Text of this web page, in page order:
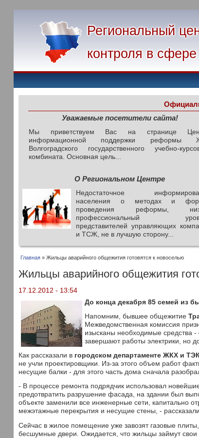
Региональный
контроля в
Уважаемые посетители сайта!
Мы приветствуем Вас на странице
информационной поддержки реформы
Волгоградского государственного учебно-
комбината. Основная цель...
О Региональном Центре
Недостаточное
населения о методах и
проведения реформы,
профессиональный
представителей управляющих
и ТСЖ, не в лучшую сторону...
Главная » Жильцы аварийного общежития готовятся к новоселью
Жильцы аварийного общежития
17.12.2012 - 13:54
До конца декабря 85 семей из
Напомним, бывшее общежитие
Межведомственная комиссия
изысканы необходимые средства -
завершают работы электрики, но
Как рассказали в городском департаменте ЖКХ и
не учли проектировщики. Из-за этого объем работ
несущие балки - для этого часть дома сначала
- В процессе ремонта подрядчик использовал
предотвратить разрушение фасада, на здании был
объекте заменили все инженерные сети, капитально
межэтажные перекрытия и несущие стены, -
Сейчас в жилое помещение уже завозят газовые
бесшумные двери. Ожидается, что жильцы займут свои